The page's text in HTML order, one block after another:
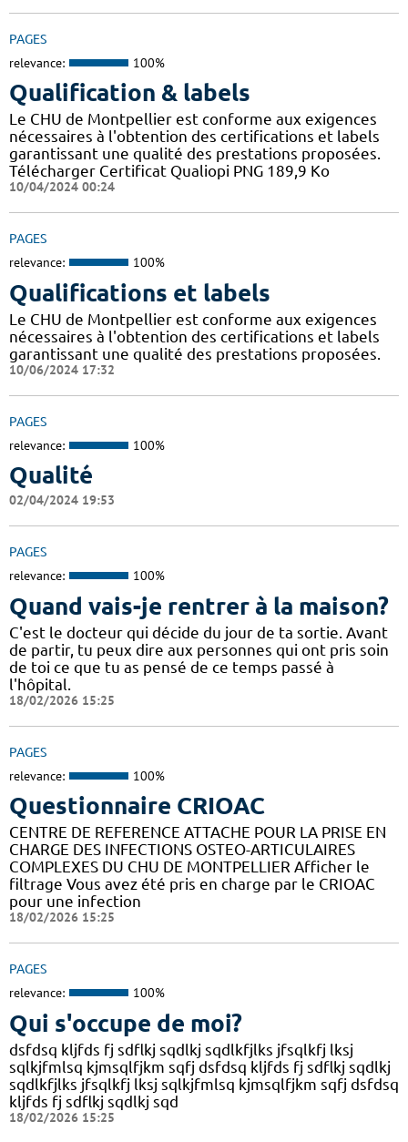
PAGES
relevance: 100%
Qualification & labels
Le CHU de Montpellier est conforme aux exigences
nécessaires à l'obtention des certifications et labels
garantissant une qualité des prestations proposées.
Télécharger Certificat Qualiopi PNG 189,9 Ko
10/04/2024 00:24
PAGES
relevance: 100%
Qualifications et labels
Le CHU de Montpellier est conforme aux exigences
nécessaires à l'obtention des certifications et labels
garantissant une qualité des prestations proposées.
10/06/2024 17:32
PAGES
relevance: 100%
Qualité
02/04/2024 19:53
PAGES
relevance: 100%
Quand vais-je rentrer à la maison?
C'est le docteur qui décide du jour de ta sortie. Avant
de partir, tu peux dire aux personnes qui ont pris soin
de toi ce que tu as pensé de ce temps passé à
l'hôpital.
18/02/2026 15:25
PAGES
relevance: 100%
Questionnaire CRIOAC
CENTRE DE REFERENCE ATTACHE POUR LA PRISE EN
CHARGE DES INFECTIONS OSTEO-ARTICULAIRES
COMPLEXES DU CHU DE MONTPELLIER Afficher le
filtrage Vous avez été pris en charge par le CRIOAC
pour une infection
18/02/2026 15:25
PAGES
relevance: 100%
Qui s'occupe de moi?
dsfdsq kljfds fj sdflkj sqdlkj sqdlkfjlks jfsqlkfj lksj
sqlkjfmlsq kjmsqlfjkm sqfj dsfdsq kljfds fj sdflkj sqdlkj
sqdlkfjlks jfsqlkfj lksj sqlkjfmlsq kjmsqlfjkm sqfj dsfdsq
kljfds fj sdflkj sqdlkj sqd
18/02/2026 15:25